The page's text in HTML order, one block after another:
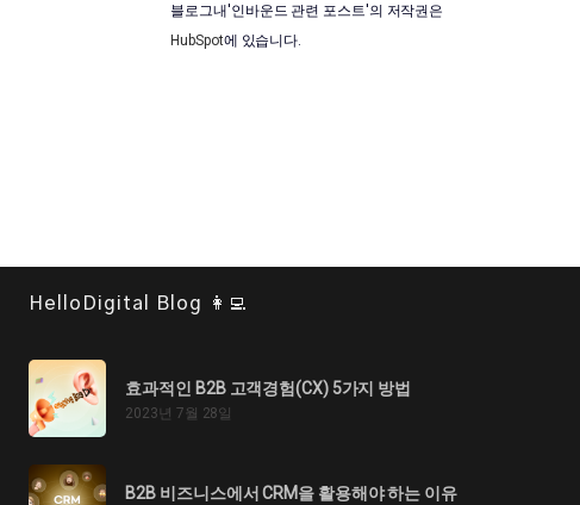
블로그내'인바운드 관련 포스트'의 저작권은
HubSpot에 있습니다.
HelloDigital Blog 👩‍💻
효과적인 B2B 고객경험(CX) 5가지 방법
2023년 7월 28일
B2B 비즈니스에서 CRM을 활용해야 하는 이유